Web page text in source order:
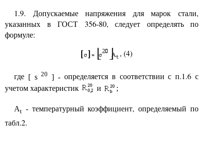
1.9. Допускаемые напряжения для марок стали,
указанных в ГОСТ 356-80, следует определять по
формуле:
, (4)
где [ s 20 ] - определяется в соответствии с п.1.6 с
учетом характеристик
и ;
At- температурный коэффициент, определяемый по
табл.2.